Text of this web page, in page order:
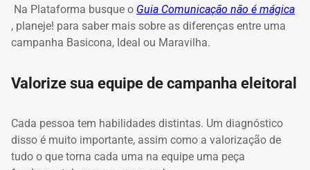
Na Plataforma busque o Guia Comunicação não é mágica
, planeje! para saber mais sobre as diferenças entre uma
campanha Basicona, Ideal ou Maravilha.
Valorize sua equipe de campanha eleitoral
Cada pessoa tem habilidades distintas. Um diagnóstico
disso é muito importante, assim como a valorização de
tudo o que torna cada uma na equipe uma peça